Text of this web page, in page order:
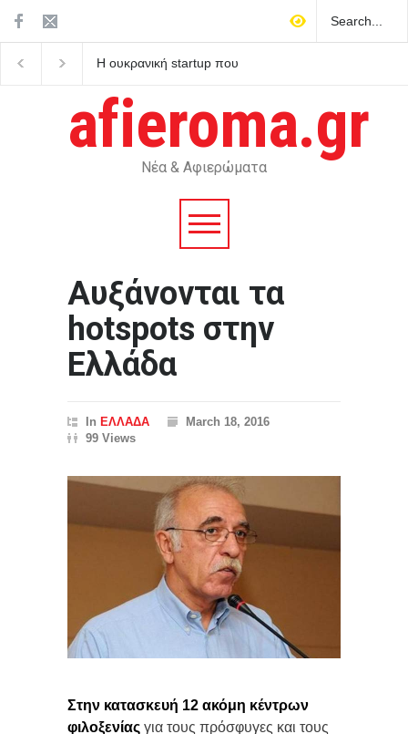
Η ουκρανική startup που
Ρωσία
afieroma.gr
Νέα & Αφιερώματα
Αυξάνονται τα
hotspots στην
Ελλάδα
In ΕΛΛΑΔΑ
March 18, 2016
99 Views
Στην κατασκευή 12 ακόμη κέντρων
φιλοξενίας για τους πρόσφυγες και τους